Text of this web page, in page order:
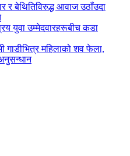
र बेथितिविरुद्ध आवाज उठाँउदा
युवा उम्मेदवारहरूबीच कडा
गाडीभित्र महिलाको शव फेला,